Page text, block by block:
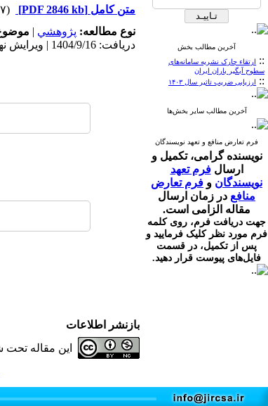
آخرین مطالب بخش
:: ارتقاء چارک نشریه سامانه‌های
سطوح آبگیر باران ایران
:: ارزیابی ضریب تاثیر سال ۱۴۰۳
آخرین مطالب سایر بخش‌ها
فرم تعارض منافع و تعهد نویسندگان
نویسنده گرامی، تکمیل و
ارسالفرم تعهد
نویسندگان و فرم تعارض
منافع در زمان ارسال
مقاله الزامی است.
جهت دریافت فرم، روی کلمه
فرم مورد نظر کلیک فرمایید و
پس از تکمیل، در قسمت
فایل‌های پیوست قرار دهید.
متن کامل [PDF 2846 kb]
(۱۹۷ دریافت)
نوع مطالعه: پژوهشي |
دریافت: 1404/9/16 | ویرایش نهایی: 1404/12/9 | پذیرش: 1404/10/29 | انتشار الکترونیک: 1404/10/30
بازنشر اطلاعات
این مقاله تحت